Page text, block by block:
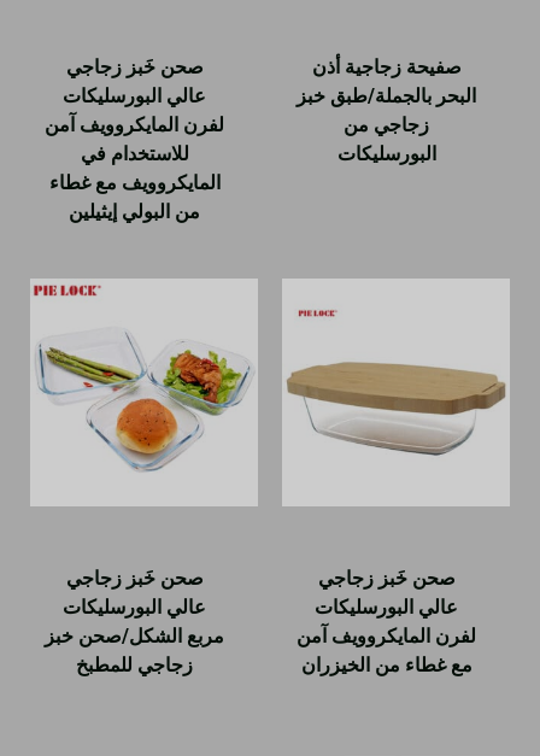
صفيحة زجاجية أذن
البحر بالجملة/طبق خبز
زجاجي من
البورسليكات
صحن خَبز زجاجي
عالي البورسليكات
لفرن المايكروويف آمن
للاستخدام في
المايكروويف مع غطاء
من البولي إيثيلين
صحن خَبز زجاجي
عالي البورسليكات
لفرن المايكروويف آمن
مع غطاء من الخيزران
صحن خَبز زجاجي
عالي البورسليكات
مربع الشكل/صحن خبز
زجاجي للمطبخ